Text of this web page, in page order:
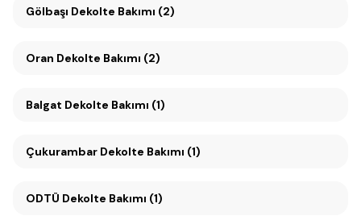
Gölbaşı Dekolte Bakımı (2)
Oran Dekolte Bakımı (2)
Balgat Dekolte Bakımı (1)
Çukurambar Dekolte Bakımı (1)
ODTÜ Dekolte Bakımı (1)